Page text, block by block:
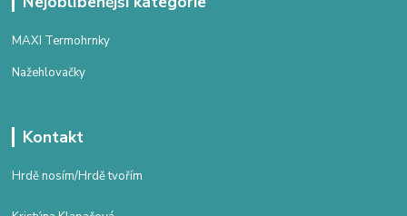
MAXI Termohrnky
Nažehlovačky
Kontakt
Hrdě nosím/Hrdě tvořím